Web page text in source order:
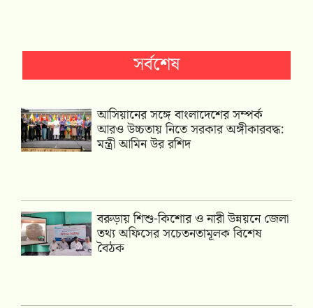
সর্বশেষ
আসিয়ানের সঙ্গে বাংলাদেশের সম্পর্ক
আরও উচ্চতায় নিতে সরকার অঙ্গীকারবদ্ধ:
মন্ত্রী আমিন উর রশিদ
বরুড়ায় শিশু-কিশোর ও নারী উন্নয়নে জেলা
তথ্য অফিসের সচেতনতামূলক বিশেষ
বৈঠক